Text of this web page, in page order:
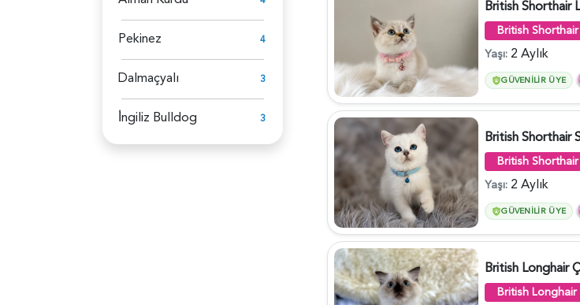
Pekinez 4
Dalmaçyalı 3
İ̇ngiliz Bulldog 3
British Shorthair
Yaşı: 2 Aylık
GÜVENILIR ÜYE
British Shorthair
Yaşı: 2 Aylık
GÜVENILIR ÜYE
British Longhair